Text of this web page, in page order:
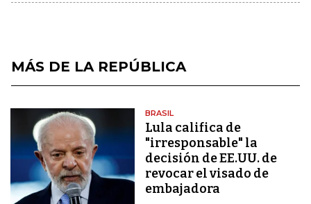
MÁS DE LA REPÚBLICA
BRASIL
Lula califica de
"irresponsable" la
decisión de EE.UU. de
revocar el visado de
embajadora